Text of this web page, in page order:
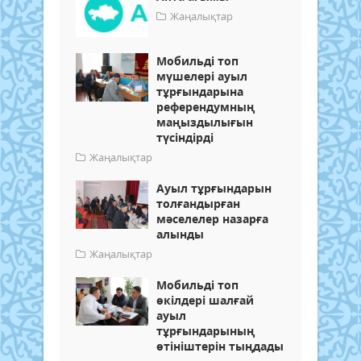
Жаңалықтар
Мобильді топ
мүшелері ауыл
тұрғындарына
референдумның
маңыздылығын
түсіндірді
Жаңалықтар
Ауыл тұрғындарын
толғандырған
мәселелер назарға
алынды
Жаңалықтар
Мобильді топ
өкілдері шалғай
ауыл
тұрғындарының
өтініштерін тыңдады